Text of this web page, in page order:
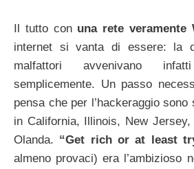
Il tutto con una rete veramente
internet si vanta di essere: la
malfattori avvenivano
semplicemente. Un passo
pensa che per l’hackeraggio
in California, Illinois, New
Olanda. “Get rich or at least
almeno provaci) era l’ambizioso